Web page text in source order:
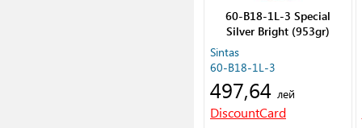
60-B18-1L-3 Special
Silver Bright (953gr)
Sintas
60-B18-1L-3
497,64 лей
DiscountCard